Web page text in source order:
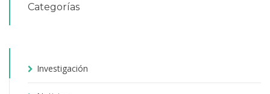
Categorías
Investigación